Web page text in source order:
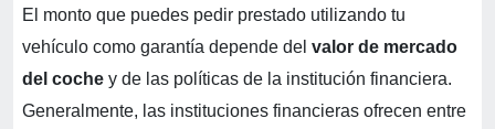
El monto que puedes pedir prestado utilizando tu
vehículo como garantía depende del valor de mercado
del coche y de las políticas de la institución financiera.
Generalmente, las instituciones financieras ofrecen entre